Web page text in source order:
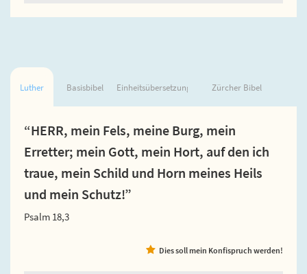
Luther Basisbibel Einheitsübersetzung Zürcher Bibel
“HERR, mein Fels, meine Burg, mein
Erretter; mein Gott, mein Hort, auf den ich
traue, mein Schild und Horn meines Heils
und mein Schutz!”
Psalm 18,3
Dies soll mein Konfispruch werden!